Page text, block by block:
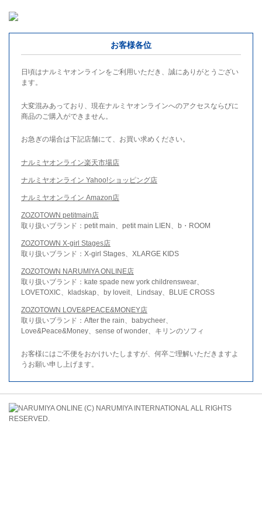
お客様各位
日頃はナルミヤオンラインをご利用いただき、誠にありがとうござい
ます。
大変混みあっており、現在ナルミヤオンラインへのアクセスならびに
商品のご購入ができません。
お急ぎの場合は下記店舗にて、お買い求めください。
ナルミヤオンライン楽天市場店
ナルミヤオンライン Yahoo!ショッピング店
ナルミヤオンライン Amazon店
ZOZOTOWN petitmain店
取り扱いブランド：petit main、petit main LIEN、b・ROOM
ZOZOTOWN X-girl Stages店
取り扱いブランド：X-girl Stages、XLARGE KIDS
ZOZOTOWN NARUMIYA ONLINE店
取り扱いブランド：kate spade new york childrenswear、
LOVETOXIC、kladskap、by loveit、Lindsay、BLUE CROSS
ZOZOTOWN LOVE&PEACE&MONEY店
取り扱いブランド：After the rain、babycheer、
Love&Peace&Money、sense of wonder、キリンのソフィ
お客様にはご不便をおかけいたしますが、何卒ご理解いただきますよ
うお願い申し上げます。